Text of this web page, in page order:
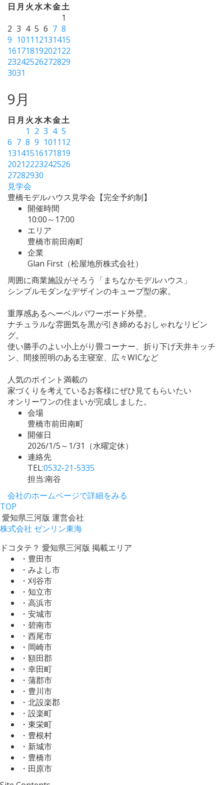
日 月 火水木金土
1
2 3 4 5 6 7 8
9 1011 12131415
16171819202122
23242526272829
3031
9月
日 月 火水木金土
1 2 3 4 5
6 7 8 9 1011 12
13141516171819
20212223242526
27282930
見学会
豊橋モデルハウス見学会【完全予約制】
開催時間
10:00～17:00
エリア
豊橋市前田南町
企業
Glan First（松屋地所株式会社）
周囲に商業施設がそろう「まちなかモデルハウス」
シンプルモダンなデザインのキューブ型の家。
重厚感あるへーベルパワーボード外壁。
ナチュラルな雰囲気を黒が引き締めるおしゃれなリビン
グ。
使い勝手のよい小上がり畳コーナー、折り下げ天井キッチ
ン、間接照明のある主寝室、広々WICなど
人気のポイント満載の
家づくりを考えているお客様にぜひ見てもらいたい
オンリーワンの住まいが完成しました。
会場
豊橋市前田南町
開催日
2026/1/5～1/31（水曜定休）
連絡先
TEL:0532-21-5335
担当:南谷
会社のホームページで詳細をみる
TOP
愛知県三河版 運営会社
株式会社 ゼンリン東海
ドコタテ？ 愛知県三河版 掲載エリア
・豊田市
・みよし市
・刈谷市
・知立市
・高浜市
・安城市
・碧南市
・西尾市
・岡崎市
・額田郡
・幸田町
・蒲郡市
・豊川市
・北設楽郡
・設楽町
・東栄町
・豊根村
・新城市
・豊橋市
・田原市